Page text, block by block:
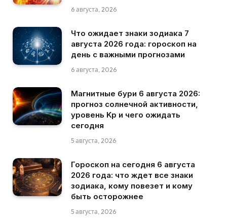
6 августа, 2026
Что ожидает знаки зодиака 7
августа 2026 года: гороскоп на
день с важными прогнозами
6 августа, 2026
Магнитные бури 6 августа 2026:
прогноз солнечной активности,
уровень Kp и чего ожидать
сегодня
5 августа, 2026
Гороскоп на сегодня 6 августа
2026 года: что ждет все знаки
зодиака, кому повезет и кому
быть осторожнее
5 августа, 2026